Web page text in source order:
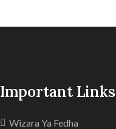
Important Links
Wizara Ya Fedha